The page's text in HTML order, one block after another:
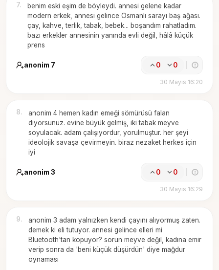
7.
benim eski eşim de böyleydi. annesi gelene kadar
modern erkek, annesi gelince Osmanlı sarayı baş ağası.
çay, kahve, terlik, tabak, bebek... boşandım rahatladım.
bazı erkekler annesinin yanında evli değil, hâlâ küçük
prens
anonim 7 0 0
30 Mayıs 16:20
8.
anonim 4 hemen kadın emeği sömürüsü falan
diyorsunuz. evine büyük gelmiş, iki tabak meyve
soyulacak. adam çalışıyordur, yorulmuştur. her şeyi
ideolojik savaşa çevirmeyin. biraz nezaket herkes için
iyi
anonim 3 0 0
30 Mayıs 16:29
9.
anonim 3 adam yalnızken kendi çayını alıyormuş zaten.
demek ki eli tutuyor. annesi gelince elleri mi
Bluetooth'tan kopuyor? sorun meyve değil, kadına emir
verip sonra da 'beni küçük düşürdün' diye mağdur
oynaması